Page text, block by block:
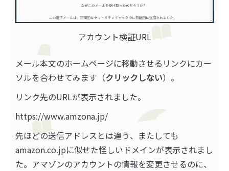
アカウント検証URL
メール本文のホームページに移動させるリンクにカー
ソルを合わせてみます（クリックしない）。
リンク先のURLが表示されました。
https://www.amzona.jp/
先ほどの送信アドレスとは違う、またしても
amazon.co.jpに似せた怪しいドメインが表示されまし
た。アマゾンのアカウントの情報を変更させるのに、